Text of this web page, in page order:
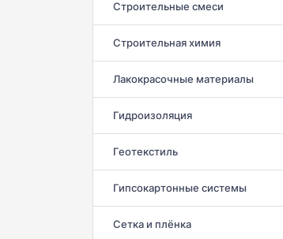
Строительные смеси
Строительная химия
Лакокрасочные материалы
Гидроизоляция
Геотекстиль
Гипсокартонные системы
Сетка и плёнка